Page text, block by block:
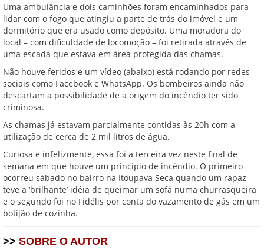
Uma ambulância e dois caminhões foram encaminhados para
lidar com o fogo que atingiu a parte de trás do imóvel e um
dormitório que era usado como depósito. Uma moradora do
local – com dificuldade de locomoção – foi retirada através de
uma escada que estava em área protegida das chamas.
Não houve feridos e um vídeo (abaixo) está rodando por redes
sociais como Facebook e WhatsApp. Os bombeiros ainda não
descartam a possibilidade de a origem do incêndio ter sido
criminosa.
As chamas já estavam parcialmente contidas às 20h com a
utilização de cerca de 2 mil litros de água.
Curiosa e infelizmente, essa foi a terceira vez neste final de
semana em que houve um princípio de incêndio. O primeiro
ocorreu sábado no bairro na Itoupava Seca quando um rapaz
teve a ‘brilhante’ idéia de queimar um sofá numa churrasqueira
e o segundo foi no Fidélis por conta do vazamento de gás em um
botijão de cozinha.
>> SOBRE O AUTOR